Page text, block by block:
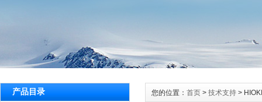
产品目录 您的位置： 首页 > 技术支持 >